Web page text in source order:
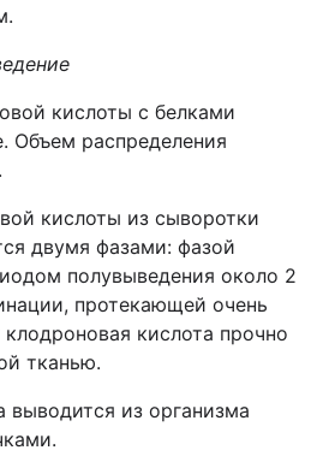
кислоты с белками
Объем распределения
кислоты из сыворотки
двумя фазами: фазой
полувыведения около 2
протекающей очень
кислота прочно
тканью.
выводится из организма